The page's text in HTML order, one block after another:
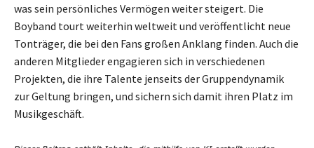
was sein persönliches Vermögen weiter steigert. Die
Boyband tourt weiterhin weltweit und veröffentlicht neue
Tonträger, die bei den Fans großen Anklang finden. Auch die
anderen Mitglieder engagieren sich in verschiedenen
Projekten, die ihre Talente jenseits der Gruppendynamik
zur Geltung bringen, und sichern sich damit ihren Platz im
Musikgeschäft.